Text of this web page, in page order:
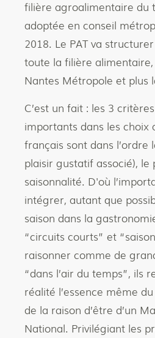
filière agroalimentaire du
adoptée en conseil
2018. Le PAT va
toute la filière
Nantes Métropole et plus
C’est un fait : les 3
importants dans les choix
français sont dans l’ordre
plaisir gustatif associé), le
saisonnalité. D'où
intégrer, autant que
saison dans la
“circuits courts” et
raisonner comme de
“dans l’air du temps”, ils
réalité l’essence même
de la raison d’être d’un
National. Privilégiant les